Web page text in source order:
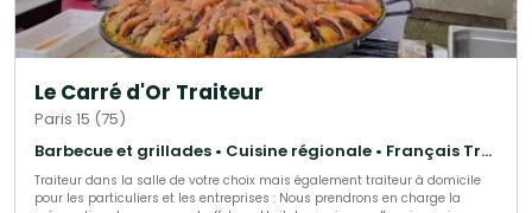
Le Carré d'Or Traiteur
Paris 15 (75)
Barbecue et grillades • Cuisine régionale • Français Traditionnel
Traiteur dans la salle de votre choix mais également traiteur à domicile
pour les particuliers et les entreprises : Nous prendrons en charge la